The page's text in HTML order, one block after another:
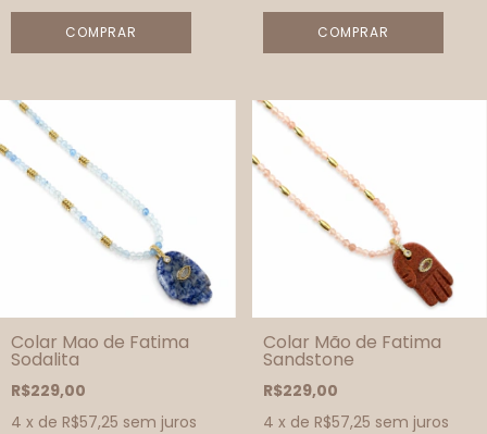
Colar Mao de Fatima
Sodalita
R$229,00
4 x de R$57,25 sem juros
Colar Mão de Fatima
Sandstone
R$229,00
4 x de R$57,25 sem juros